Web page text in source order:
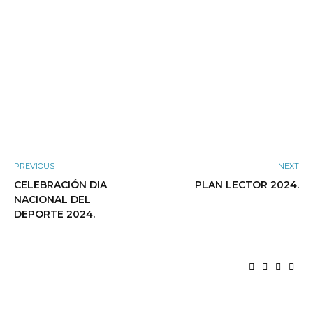
PREVIOUS
CELEBRACIÓN DIA
NACIONAL DEL
DEPORTE 2024.
NEXT
PLAN LECTOR 2024.